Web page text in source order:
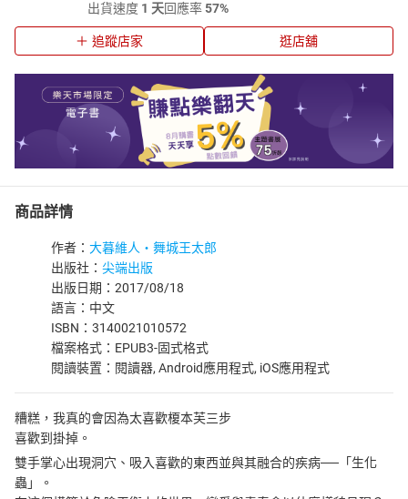
出貨速度 1 天回應率57%
追蹤店家 逛店舖
商品詳情
作者： 大暮維人‧舞城王太郎
出版社： 尖端出版
出版日期：2017/08/18
語言：中文
ISBN：3140021010572
檔案格式：EPUB3-固式格式
閱讀裝置：閱讀器, Android應用程式, iOS應用程式
糟糕，我真的會因為太喜歡榎本芙三步
喜歡到掛掉。
雙手掌心出現洞穴、吸入喜歡的東西並與其融合的疾病──「生化
蟲」。